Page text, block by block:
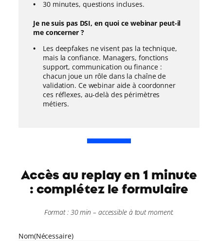
30 minutes, questions incluses.
Je ne suis pas DSI, en quoi ce webinar peut-il
me concerner ?
Les deepfakes ne visent pas la technique,
mais la confiance. Managers, fonctions
support, communication ou finance :
chacun joue un rôle dans la chaîne de
validation. Ce webinar aide à coordonner
ces réflexes, au-delà des périmètres
métiers.
Accès au replay en 1 minute
: complétez le formulaire
Format : 30 min – accessible à tout moment.
Nom(Nécessaire)